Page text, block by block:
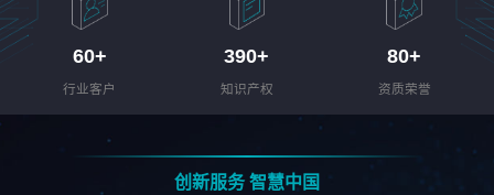
60+
行业客户
390+
知识产权
80+
资质荣誉
创新服务 智慧中国